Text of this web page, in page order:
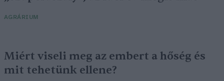
AGRÁRIUM
Miért viseli meg az embert a hőség és
mit tehetünk ellene?